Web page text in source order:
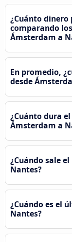
¿Cuánto
comparando
Ámsterdam a
En promedio,
desde
¿Cuánto dura
Ámsterdam a
¿Cuándo sale
Nantes?
¿Cuándo es el
Nantes?